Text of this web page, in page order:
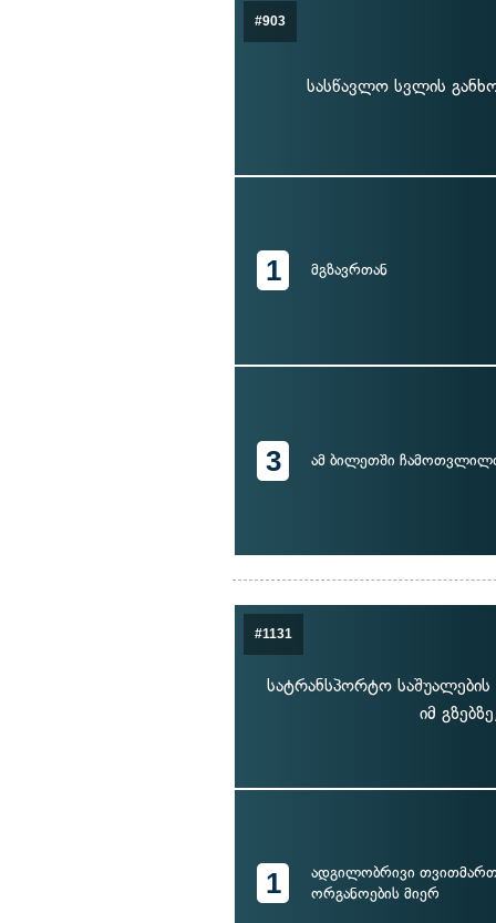
#903
სასწავლო სვლის
1 მგზავრთან
3 ამ ბილეთში
#1131
სატრანსპორტო
იმ
1
ადგილობრივი
ორგანოების მიერ